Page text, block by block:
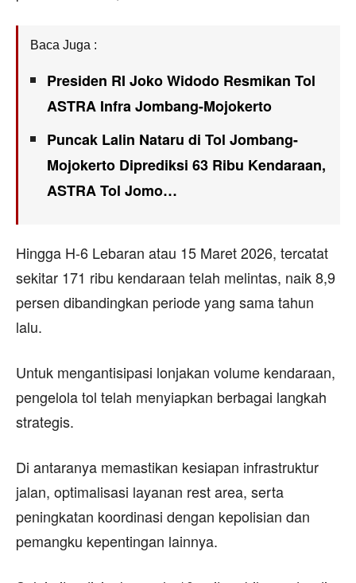
Baca Juga :
Presiden RI Joko Widodo Resmikan Tol
ASTRA Infra Jombang-Mojokerto
Puncak Lalin Nataru di Tol Jombang-
Mojokerto Diprediksi 63 Ribu Kendaraan,
ASTRA Tol Jomo…
Hingga H-6 Lebaran atau 15 Maret 2026, tercatat
sekitar 171 ribu kendaraan telah melintas, naik 8,9
persen dibandingkan periode yang sama tahun
lalu.
Untuk mengantisipasi lonjakan volume kendaraan,
pengelola tol telah menyiapkan berbagai langkah
strategis.
Di antaranya memastikan kesiapan infrastruktur
jalan, optimalisasi layanan rest area, serta
peningkatan koordinasi dengan kepolisian dan
pemangku kepentingan lainnya.